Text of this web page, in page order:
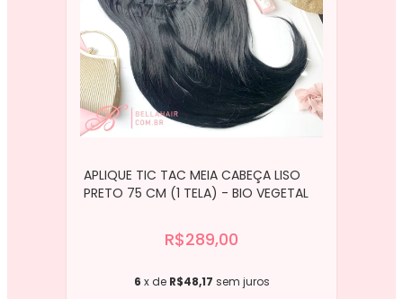
APLIQUE TIC TAC MEIA CABEÇA LISO
PRETO 75 CM (1 TELA) - BIO VEGETAL
R$289,00
6 x de R$48,17 sem juros